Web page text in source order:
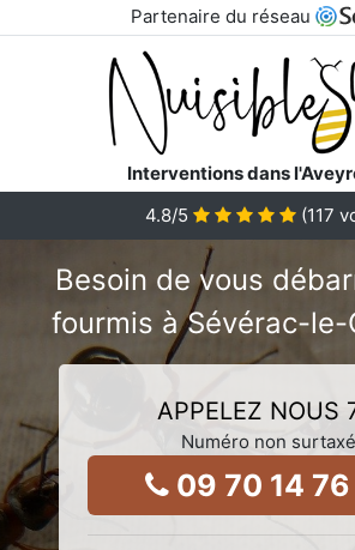
Partenaire du réseau
Interventions dans
4.8/5 (117
Besoin de vous
fourmis à Sévérac-le-
APPELEZ NOUS
Numéro non surtaxé
09 70 14 76